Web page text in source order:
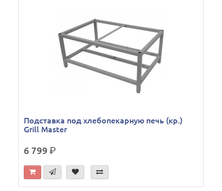
Подставка под хлебопекарную печь (кр.)
Grill Master
6 799р.